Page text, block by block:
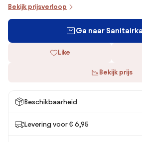
Bekijk prijsverloop
Ga naar
Like
Bekijk prijs
Beschikbaarheid
Levering voor € 6,95